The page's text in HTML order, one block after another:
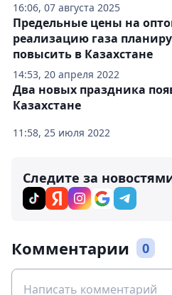
16:06, 07 августа 2025
14:53, 20 апреля 2022
Предельные цены на
реализацию газа
повысить в Казахстане
11:58, 25 июля 2022
Два новых праздника
Казахстане
Следите за
Комментарии 0